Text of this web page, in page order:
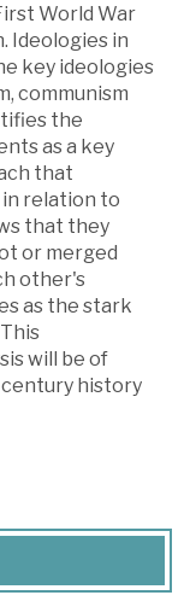
World War
Ideologies in
key ideologies
communism
the
as a key
that
relation to
that they
or merged
other's
as the stark
will be of
history